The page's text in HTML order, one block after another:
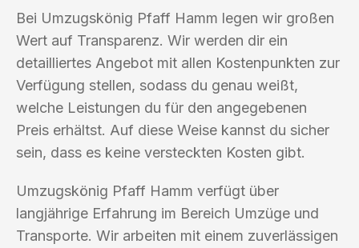
Bei Umzugskönig Pfaff Hamm legen wir großen
Wert auf Transparenz. Wir werden dir ein
detailliertes Angebot mit allen Kostenpunkten zur
Verfügung stellen, sodass du genau weißt,
welche Leistungen du für den angegebenen
Preis erhältst. Auf diese Weise kannst du sicher
sein, dass es keine versteckten Kosten gibt.
Umzugskönig Pfaff Hamm verfügt über
langjährige Erfahrung im Bereich Umzüge und
Transporte. Wir arbeiten mit einem zuverlässigen